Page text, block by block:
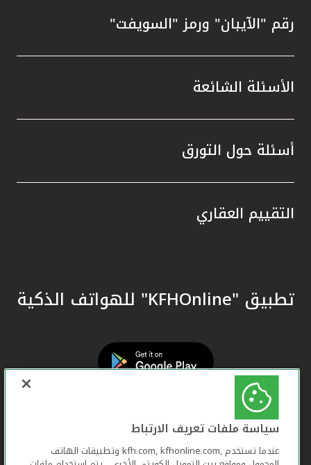
رقم "الآيبان" ورمز "السويفت"
الأسئلة الشائعة
أسئلة حول التورق
التقييم العقاري
تطبيق "KFHOnline" للهواتف الذكية
سياسة ملفات تعريف الارتباط
عندما تستخدم ,kfh.com, kfhonline.com وتطبيقات الهاتف